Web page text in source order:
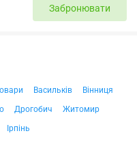
Забронювати
Васильків
Вінниця
Дрогобич
Житомир
Ірпінь